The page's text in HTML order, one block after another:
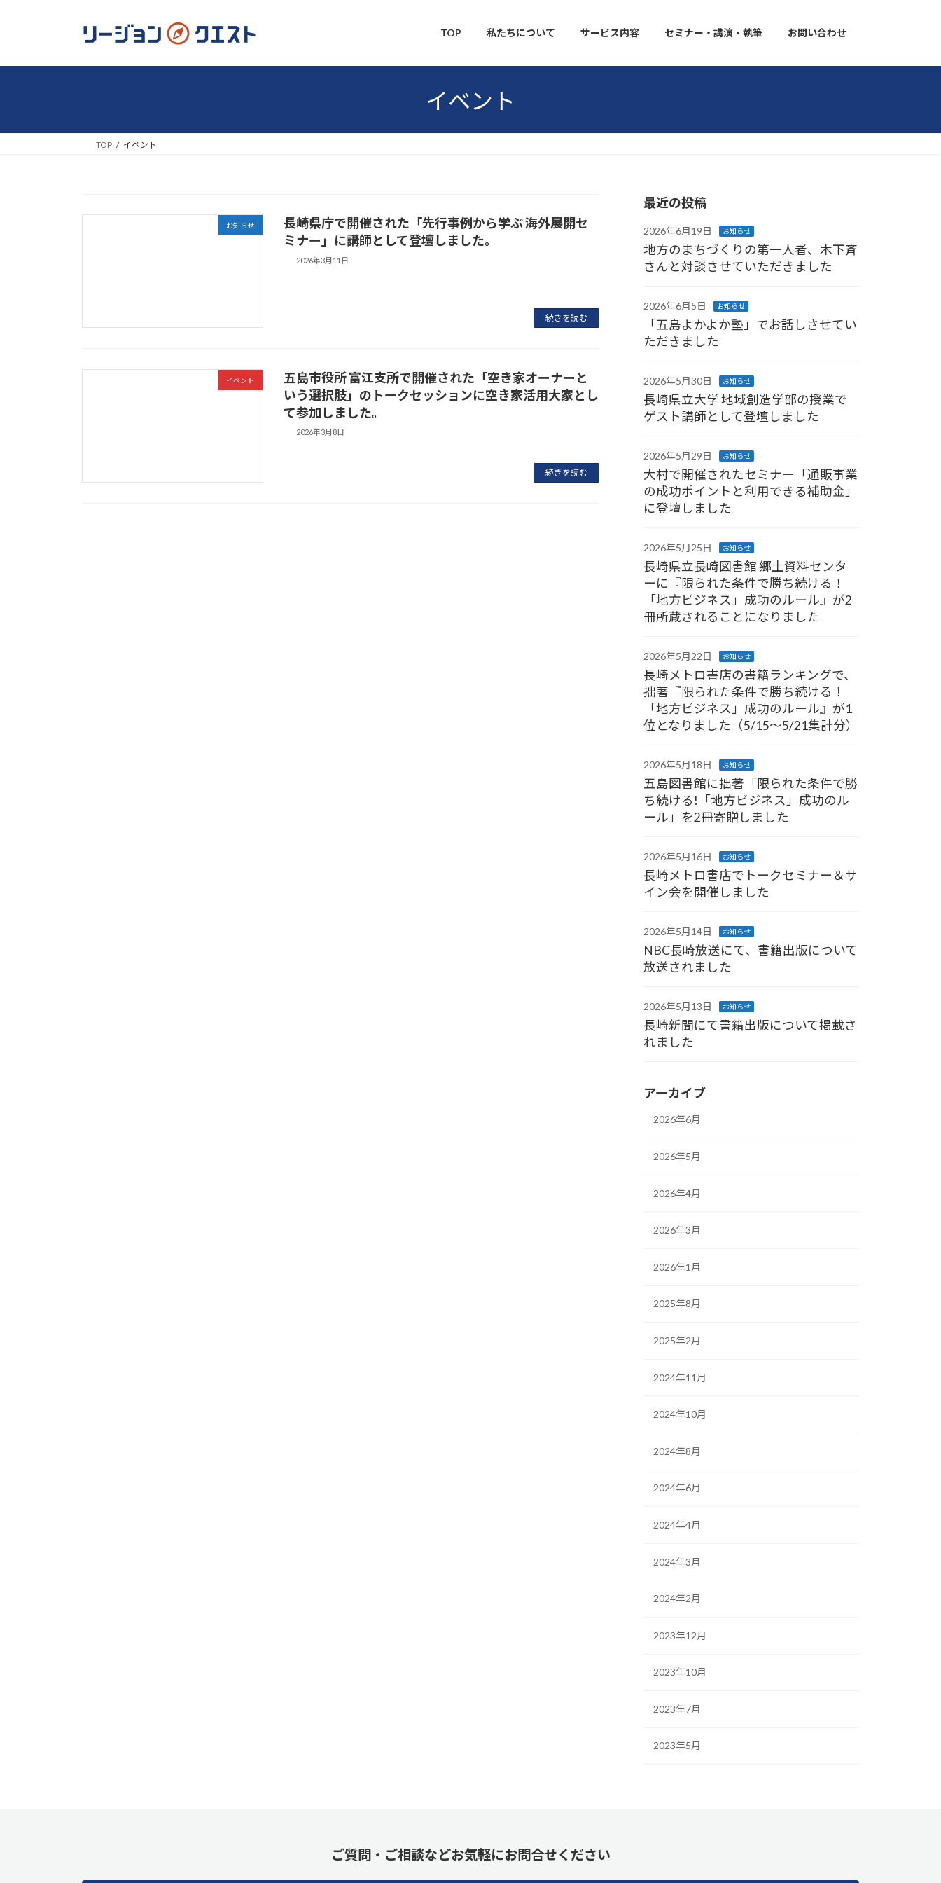
TOP 私たちについて サービス内容 セミナー・講演・執筆 お問い合わせ
イベント
TOP イベント
お知らせ
長崎県庁で開催された「先行事例から学ぶ 海外展開セ
ミナー」に講師として登壇しました。
2026年3月11日
続きを読む
イベント
五島市役所 富江支所で開催された「空き家オーナーと
いう選択肢」のトークセッションに空き家活用大家とし
て参加しました。
2026年3月8日
続きを読む
最近の投稿
2026年6月19日 お知らせ
地方のまちづくりの第一人者、木下斉
さんと対談させていただきました
2026年6月5日 お知らせ
「五島よかよか塾」でお話しさせてい
ただきました
2026年5月30日 お知らせ
長崎県立大学 地域創造学部の授業で
ゲスト講師として登壇しました
2026年5月29日 お知らせ
大村で開催されたセミナー「通販事業
の成功ポイントと利用できる補助金」
に登壇しました
2026年5月25日 お知らせ
長崎県立長崎図書館 郷土資料センタ
ーに『限られた条件で勝ち続ける！
「地方ビジネス」成功のルール』が2
冊所蔵されることになりました
2026年5月22日 お知らせ
長崎メトロ書店の書籍ランキングで、
拙著『限られた条件で勝ち続ける！
「地方ビジネス」成功のルール』が1
位となりました（5/15～5/21集計分）
2026年5月18日 お知らせ
五島図書館に拙著「限られた条件で勝
ち続ける!「地方ビジネス」成功のル
ール」を2冊寄贈しました
2026年5月16日 お知らせ
長崎メトロ書店でトークセミナー＆サ
イン会を開催しました
2026年5月14日 お知らせ
NBC長崎放送にて、書籍出版について
放送されました
2026年5月13日 お知らせ
長崎新聞にて書籍出版について掲載さ
れました
アーカイブ
2026年6月
2026年5月
2026年4月
2026年3月
2026年1月
2025年8月
2025年2月
2024年11月
2024年10月
2024年8月
2024年6月
2024年4月
2024年3月
2024年2月
2023年12月
2023年10月
2023年7月
2023年5月
ご質問・ご相談などお気軽にお問合せください